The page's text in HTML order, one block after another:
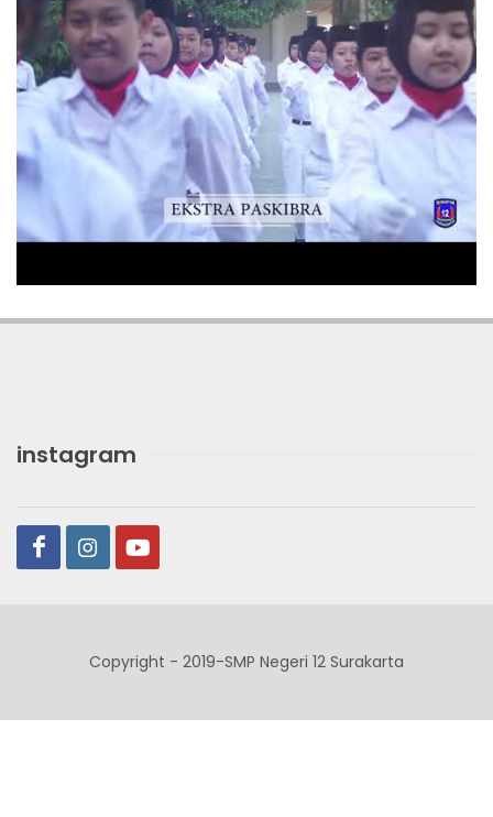
instagram
Copyright - 2019-SMP Negeri 12 Surakarta